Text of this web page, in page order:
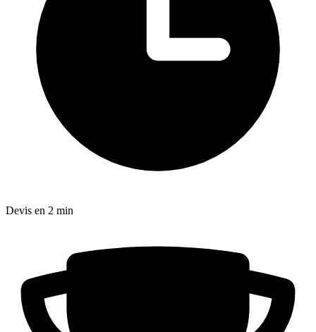
Devis en 2 min